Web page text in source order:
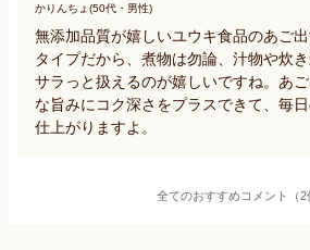
かりんちょ(50代・男性)
無添加品質が嬉しいユウキ食品のあご
タイプだから、煮物は勿論、汁物や炊
サラっと扱えるのが嬉しいですね。あ
な旨みにコク深さをプラスできて、毎
仕上がりますよ。
全てのおすすめコメント（2